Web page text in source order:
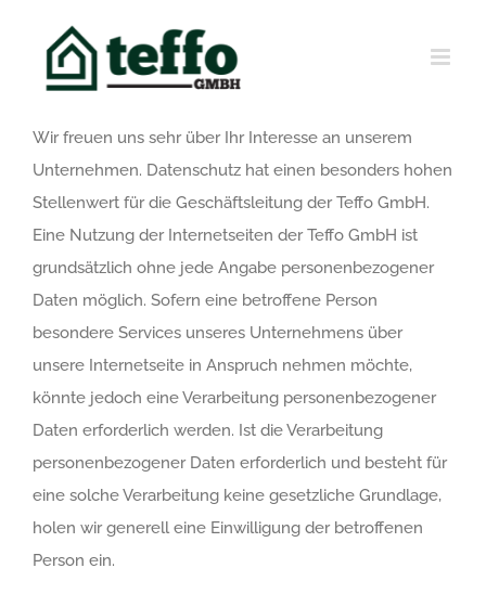
content
Wir freuen uns sehr über Ihr Interesse an unserem
Unternehmen. Datenschutz hat einen besonders hohen
Stellenwert für die Geschäftsleitung der Teffo GmbH.
Eine Nutzung der Internetseiten der Teffo GmbH ist
grundsätzlich ohne jede Angabe personenbezogener
Daten möglich. Sofern eine betroffene Person
besondere Services unseres Unternehmens über
unsere Internetseite in Anspruch nehmen möchte,
könnte jedoch eine Verarbeitung personenbezogener
Daten erforderlich werden. Ist die Verarbeitung
personenbezogener Daten erforderlich und besteht für
eine solche Verarbeitung keine gesetzliche Grundlage,
holen wir generell eine Einwilligung der betroffenen
Person ein.